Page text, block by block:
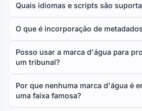
Quais idiomas e scripts são
O que é incorporação de
Posso usar a marca d'água para
um tribunal?
Por que nenhuma marca d'água é
uma faixa famosa?